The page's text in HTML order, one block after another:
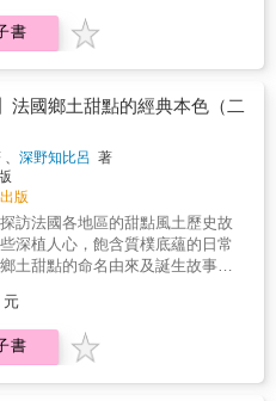
筆觸，講述民國時期到站時中國的
會運動的發展，這段歷程讓許許
不起眼的黃豆便是從根本解決中
方。──《美國歷史評論》
Historical Review）
過的時代，也寫不同世代女性的錯
，一位往家內安身，一位往國外
再吃媽媽做的菜，也想再做菜給媽
如陳玉箴所言：「這許多親密與衝
廚房與餐桌上，或成為某種身體
母親，同時寫一段社會變動快速
而無論走了多遠，母親的菜，總
，萬事萬物的起點，令人回味。
年第16屆日本「辻静雄食文
品《「台灣菜」的文化史》作者
★臺灣飲食文化學者深情書寫家
遷研究，一邊說歷史，一邊說動
。 ★看臺灣食物的味、色、香、
長久留在靈魂深處，成為親密的傳
眾聲喧譁譜寫出的，則是專屬一
麗背景樂。她的家庭餐桌豐富、澎
庭的飯桌，就是一部家族史。」 因
超，陳玉箴自小飽嘗各式食物的
給予的多年家庭餐桌閱歷，開啟
飲食研究的道路。《媽媽吃魚
浸研究十餘年的學者，回首最初
，個人喜愛上飲食文化的原點──有
桌。 她從家內寫到家外，寫母親
當時代背景下投身廚房，又回歸
追隨的傅培梅、李梅仙、阿發
個小家庭的逢年過節好料理；寫
她，一位往家內安身，一位往國外
再吃媽媽做的菜，也想再做菜給媽
形，但能透過食物的色、香、味深
書
法國鄉土甜點的經典本色（二
、深野知比呂 著
版
訪法國各地區的甜點風土歷史故
深植人心，飽含質樸底蘊的日常
土甜點的命名由來及誕生故事，
step甜點食譜。★臉書粉專「Ying
巴黎」主理人、《法式甜點學》
陳穎．專業審訂★從人文、歷史角
元
書